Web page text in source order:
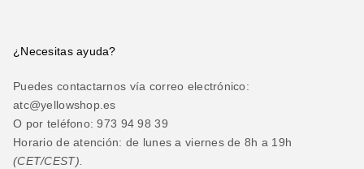
¿Necesitas ayuda?
Puedes contactarnos vía correo electrónico:
atc@yellowshop.es
O por teléfono: 973 94 98 39
Horario de atención: de lunes a viernes de 8h a 19h
(CET/CEST).